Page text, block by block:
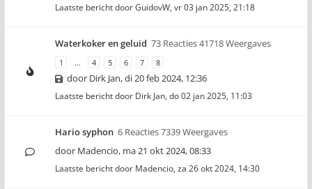
Laatste bericht doorGuidovW, vr 03 jan 2025, 21:18
Waterkoker en geluid 73 Reacties 41718 Weergaves
1 … 4 5 6 7 8
door Dirk Jan,di 20 feb 2024, 12:36
Laatste bericht door Dirk Jan, do 02 jan 2025, 11:03
Hario syphon 6 Reacties 7339 Weergaves
door Madencio, ma 21 okt 2024, 08:33
Laatste bericht door Madencio, za 26 okt 2024, 14:30